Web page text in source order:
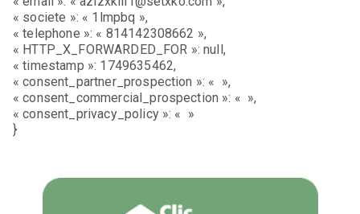
« societe »: « 1lmpbq »,
« telephone »: « 814142308662 »,
« HTTP_X_FORWARDED_FOR »: null,
« timestamp »: 1749635462,
« consent_partner_prospection »: « »,
« consent_commercial_prospection »: « »,
« consent_privacy_policy »: « »
}